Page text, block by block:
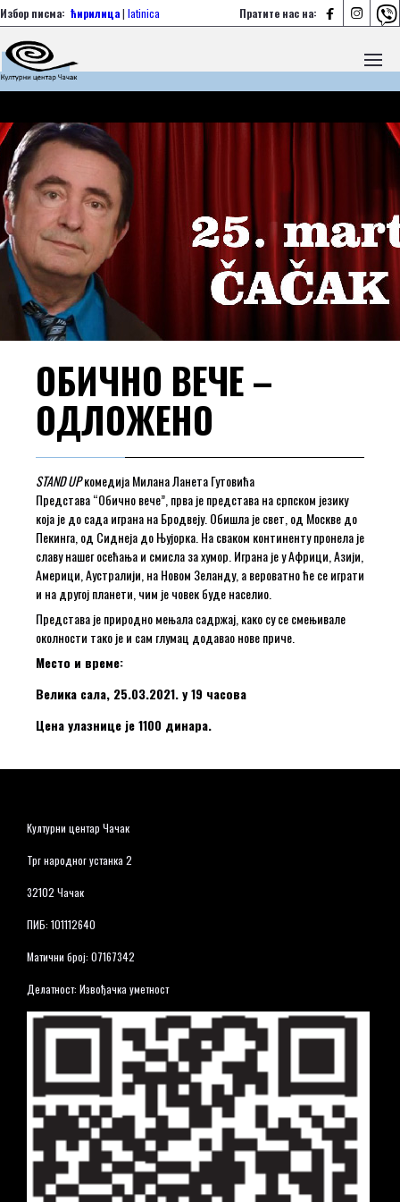
Пратите нас на:   
Избор писма: ћирилица| latinica
ОБИЧНО ВЕЧЕ –
ОДЛОЖЕНО
STAND UPкомедија Милана Ланета Гутовића
Представа “Обично вече”, прва је представа на српском језику
која је до сада играна на Бродвеју. Обишла је свет, од Москве до
Пекинга, од Сиднеја до Њујорка. На сваком континенту пронела је
славу нашег осећања и смисла за хумор. Играна је у Африци, Азији,
Америци, Аустралији, на Новом Зеланду, а вероватно ће се играти
и на другој планети, чим је човек буде населио.
Представа је природно мењала садржај, како су се смењивале
околности тако је и сам глумац додавао нове приче.
Место и време:
Велика сала, 25.03.2021. у 19 часова
Цена улазнице је 1100 динара.
Културни центар Чачак
Трг народног устанка 2
32102 Чачак
ПИБ: 101112640
Матични број: 07167342
Делатност: Извођачка уметност